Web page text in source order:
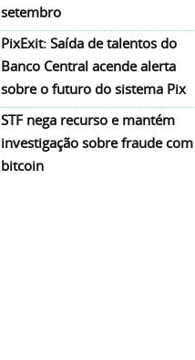
setembro
PixExit: Saída de talentos do
Banco Central acende alerta
sobre o futuro do sistema Pix
STF nega recurso e mantém
investigação sobre fraude com
bitcoin